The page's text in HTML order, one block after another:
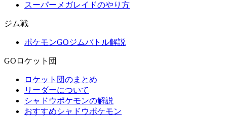
スーパーメガレイドのやり方
ジム戦
ポケモンGOジムバトル解説
GOロケット団
ロケット団のまとめ
リーダーについて
シャドウポケモンの解説
おすすめシャドウポケモン